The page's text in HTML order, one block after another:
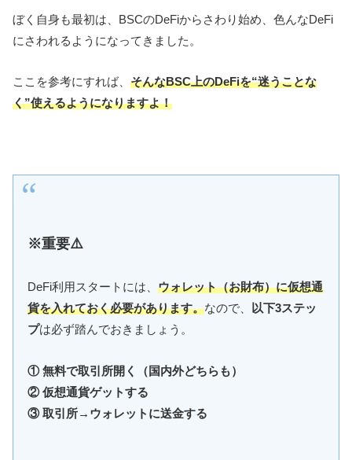
ぼく自身も最初は、BSCのDeFiからさわり始め、色んなDeFi
にさわれるようになってきました。
ここを参考にすれば、 そんなBSC上のDeFiを“迷うことな
く”使えるようになりますよ！
※重要⚠️
DeFi利用スタートには、 ウォレット（お財布）に仮想通
貨を入れておく必要があります。なので、
以下3ステッ
プは必ず踏んでおきましょう。
① 無料で取引所開く（国内外どちらも）
② 仮想通貨ゲットする
③ 取引所→ウォレットに送金する